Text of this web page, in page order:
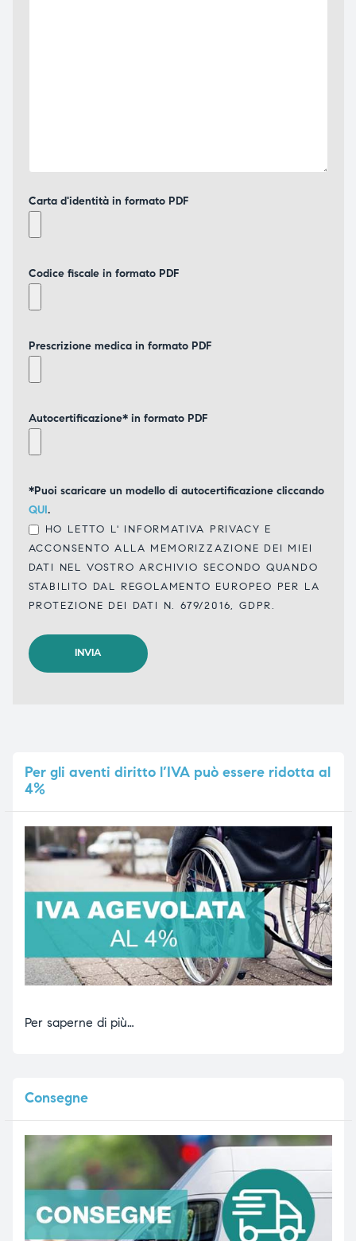
Carta d'identità in formato PDF
Codice fiscale in formato PDF
Prescrizione medica in formato PDF
Autocertificazione* in formato PDF
*Puoi scaricare un modello di autocertificazione cliccando
QUI.
HO LETTO L' INFORMATIVA PRIVACY E
ACCONSENTO ALLA MEMORIZZAZIONE DEI MIEI
DATI NEL VOSTRO ARCHIVIO SECONDO QUANDO
STABILITO DAL REGOLAMENTO EUROPEO PER LA
PROTEZIONE DEI DATI N. 679/2016, GDPR.
Pergli aventi diritto l’IVA può essere ridotta al
4%
Per saperne di più…
Consegne